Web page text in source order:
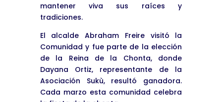
mantener viva sus raíces y
tradiciones.
El alcalde Abraham Freire visitó la
Comunidad y fue parte de la elección
de la Reina de la Chonta, donde
Dayana Ortiz, representante de la
Asociación Sukù, resultó ganadora.
Cada marzo esta comunidad celebra